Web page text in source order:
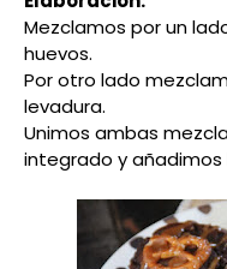
Mezclamos por un
huevos.
Por otro lado
levadura.
Unimos ambas
integrado y